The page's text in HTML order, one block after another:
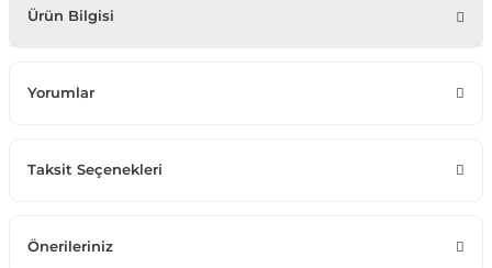
Ürün Bilgisi
Yorumlar
Taksit Seçenekleri
Önerileriniz